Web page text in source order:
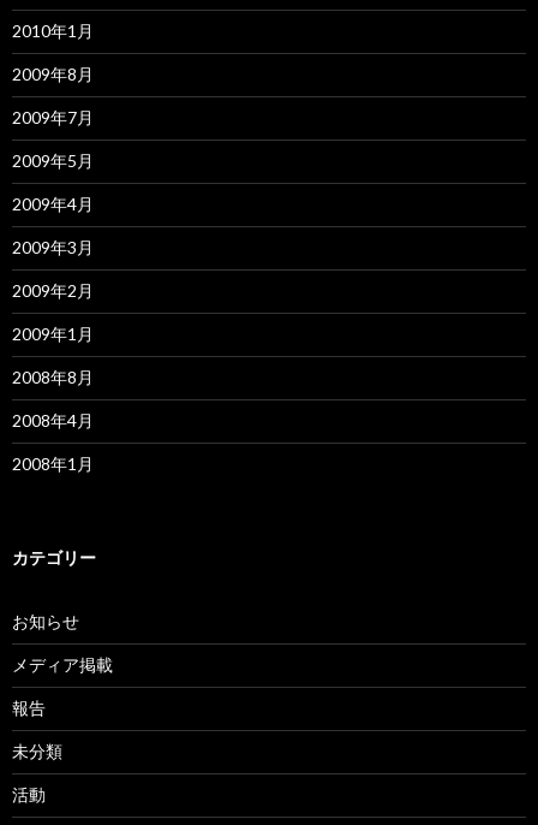
2010年1月
2009年8月
2009年7月
2009年5月
2009年4月
2009年3月
2009年2月
2009年1月
2008年8月
2008年4月
2008年1月
カテゴリー
お知らせ
メディア掲載
報告
未分類
活動